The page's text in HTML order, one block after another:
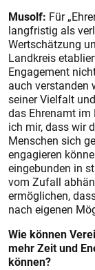
Musolf: Für
langfristig als
Wertschätzung
Landkreis
Engagement
auch verstanden
seiner Vielfalt
das Ehrenamt
ich mir, dass wir
Menschen sich
engagieren
eingebunden in
vom Zufall
ermöglichen,
nach eigenen
Wie können
mehr Zeit und
können?